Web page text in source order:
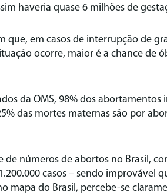
haveria quase 6 milhões de
que, em casos de interrupção de
ocorre, maior é a chance de
da OMS, 98% dos abortamentos
das mortes maternas são por
de números de abortos no Brasil,
casos – sendo improvável
mapa do Brasil, percebe-se